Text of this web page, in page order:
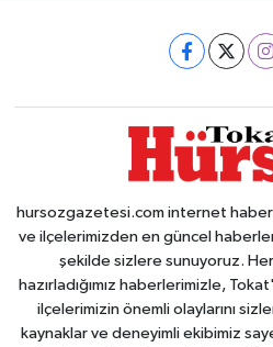
hursozgazetesi.com internet
ve ilçelerimizden en güncel
şekilde sizlere sunuyoruz.
hazırladığımız haberlerimizle,
ilçelerimizin önemli olaylarını
kaynaklar ve deneyimli ekibimiz